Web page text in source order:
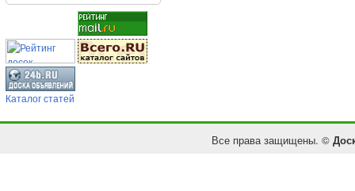
Каталог статей
Все права защищены. ©